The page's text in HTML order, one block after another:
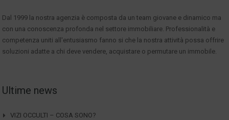
Dal 1999 la nostra agenzia è composta da un team giovane e dinamico ma
con una conoscenza profonda nel settore immobiliare. Professionalità e
competenza uniti all'entusiasmo fanno si che la nostra attività possa offrire
soluzioni adatte a chi deve vendere, acquistare o permutare un immobile.
Ultime news
VIZI OCCULTI – COSA SONO?